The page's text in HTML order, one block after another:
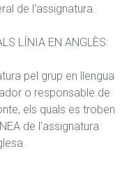
de l'assignatura.
LÍNIA EN ANGLÈS:
pel grup en llengua
o responsable de
els quals es troben
de l'assignatura